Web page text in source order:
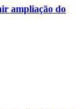
ampliação do